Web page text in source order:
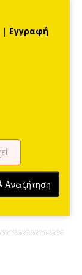
| Εγγραφή
Αναζήτηση